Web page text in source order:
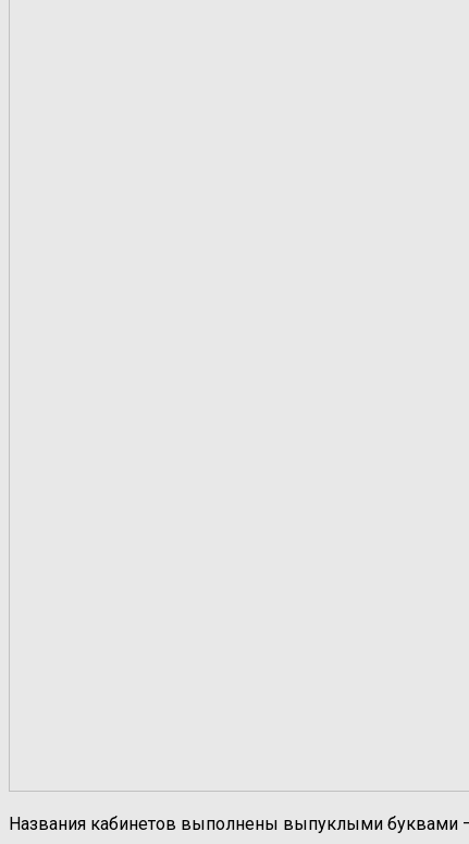
Названия кабинетов выполнены выпуклыми буквами